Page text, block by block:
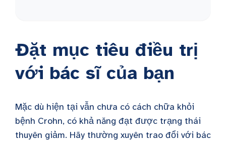
Đặt mục tiêu điều trị
với bác sĩ của bạn
Mặc dù hiện tại vẫn chưa có cách chữa khỏi
bệnh Crohn, có khả năng đạt được trạng thái
thuyên giảm. Hãy thường xuyên trao đổi với bác